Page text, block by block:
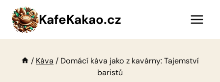
Přeskočit
obsah
KafeKakao.cz
/ Káva / Domácí káva jako z kavárny: Tajemství
baristů